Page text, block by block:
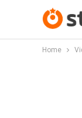
Home